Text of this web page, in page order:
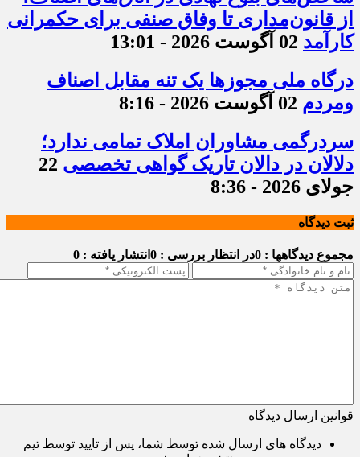
از قانون‌مداری تا وفاق صنفی برای حکمرانی
کارآمد 02 آگوست 2026 - 13:01
درگاه ملی مجوزها یک تنه مقابل اصناف
ومردم 02 آگوست 2026 - 8:16
سردرگمی مشاوران املاک تمامی ندارد؛
دلالان در دالان تاریک گواهی تخصصی 22
جولای 2026 - 8:36
ثبت دیدگاه
مجموع دیدگاهها : 0 در انتظار بررسی : 0 انتشار یافته : 0
قوانین ارسال دیدگاه
دیدگاه های ارسال شده توسط شما، پس از تایید توسط تیم